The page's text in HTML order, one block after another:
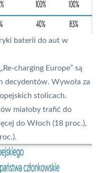
baterii do aut w
charging Europe” są
decydentów. Wywoła za
stolicach.
miałoby trafić do
do Włoch (18 proc.),